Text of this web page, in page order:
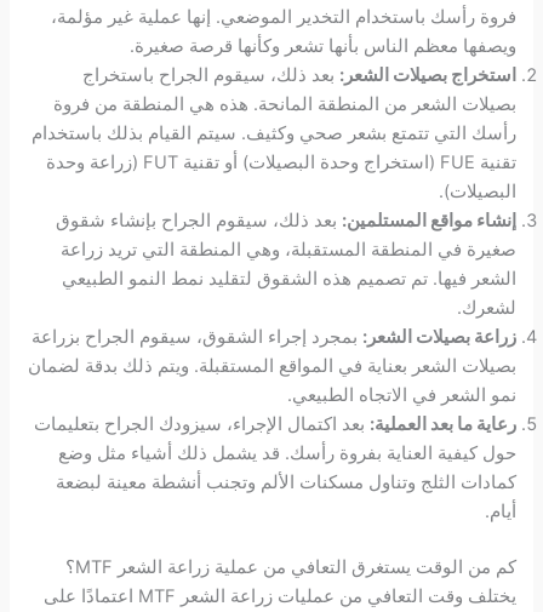
فروة رأسك باستخدام التخدير الموضعي. إنها عملية غير مؤلمة،
ويصفها معظم الناس بأنها تشعر وكأنها قرصة صغيرة.
استخراج بصيلات الشعر: بعد ذلك، سيقوم الجراح باستخراج
بصيلات الشعر من المنطقة المانحة. هذه هي المنطقة من فروة
رأسك التي تتمتع بشعر صحي وكثيف. سيتم القيام بذلك باستخدام
تقنية FUE (استخراج وحدة البصيلات) أو تقنية FUT (زراعة وحدة
البصيلات).
إنشاء مواقع المستلمين: بعد ذلك، سيقوم الجراح بإنشاء شقوق
صغيرة في المنطقة المستقبلة، وهي المنطقة التي تريد زراعة
الشعر فيها. تم تصميم هذه الشقوق لتقليد نمط النمو الطبيعي
لشعرك.
زراعة بصيلات الشعر: بمجرد إجراء الشقوق، سيقوم الجراح بزراعة
بصيلات الشعر بعناية في المواقع المستقبلة. ويتم ذلك بدقة لضمان
نمو الشعر في الاتجاه الطبيعي.
رعاية ما بعد العملية: بعد اكتمال الإجراء، سيزودك الجراح بتعليمات
حول كيفية العناية بفروة رأسك. قد يشمل ذلك أشياء مثل وضع
كمادات الثلج وتناول مسكنات الألم وتجنب أنشطة معينة لبضعة
أيام.
كم من الوقت يستغرق التعافي من عملية زراعة الشعر MTF؟
يختلف وقت التعافي من عمليات زراعة الشعر MTF اعتمادًا على